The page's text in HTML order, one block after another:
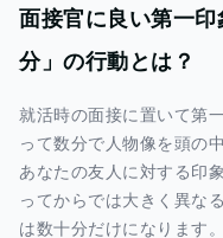
面接官に良い第一
分」の行動とは？
就活時の面接に置いて第
って数分で人物像を頭の
あなたの友人に対する印
ってからでは大きく異な
は数十分だけになります